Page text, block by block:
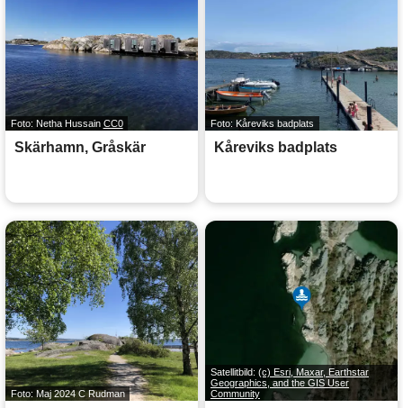
Foto: Netha Hussain CC0
Skärhamn, Gråskär
Foto: Kåreviks badplats
Kåreviks badplats
Foto: Maj 2024 C Rudman
Satellitbild: (c) Esri, Maxar, Earthstar
Geographics, and the GIS User
Community